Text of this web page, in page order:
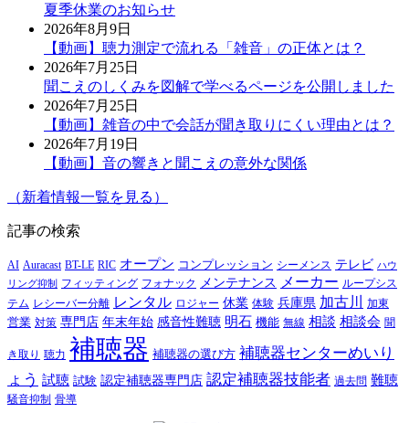
夏季休業のお知らせ
2026年8月9日
【動画】聴力測定で流れる「雑音」の正体とは？
2026年7月25日
聞こえのしくみを図解で学べるページを公開しました
2026年7月25日
【動画】雑音の中で会話が聞き取りにくい理由とは？
2026年7月19日
【動画】音の響きと聞こえの意外な関係
（新着情報一覧を見る）
記事の検索
AI Auracast BT-LE RIC オープン コンプレッション シーメンス テレビ ハウ
リング抑制
フィッティング フォナック メンテナンス メーカー ループシス
テム レシーバー分離 レンタル ロジャー 休業 体験 兵庫県 加古川 加東
営業 対策 専門店 年末年始 感音性難聴 明石 機能 無線 相談 相談会 聞
き取り 聴力 補聴器 補聴器の選び方 補聴器センターめいり
ょう 試聴 試験 認定補聴器専門店 認定補聴器技能者 過去問 難聴
騒音抑制 骨導